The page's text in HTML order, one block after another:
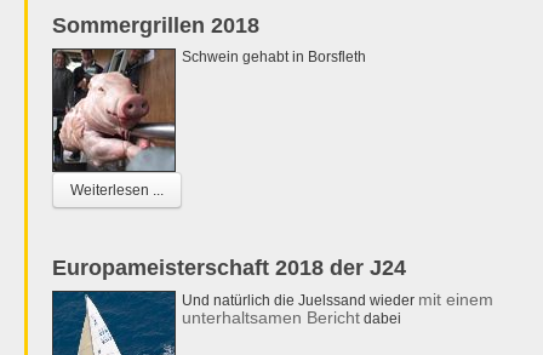
Sommergrillen 2018
Schwein gehabt in Borsfleth
Weiterlesen ...
Europameisterschaft 2018 der J24
Und natürlich die Juelssand wieder mit einem
unterhaltsamen Bericht dabei